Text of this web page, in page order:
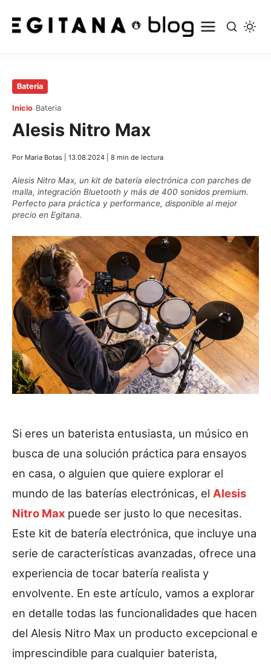
Saltar
principal
Bateria
Inicio›Bateria
Alesis Nitro Max
Por Maria Botas 13.08.2024 8 min de lectura
Alesis Nitro Max, un kit de batería electrónica con parches de
malla, integración Bluetooth y más de 400 sonidos premium.
Perfecto para práctica y performance, disponible al mejor
precio en Egitana.
Si eres un baterista entusiasta, un músico en
busca de una solución práctica para ensayos
en casa, o alguien que quiere explorar el
mundo de las baterías electrónicas, el Alesis
Nitro Max puede ser justo lo que necesitas.
Este kit de batería electrónica, que incluye una
serie de características avanzadas, ofrece una
experiencia de tocar batería realista y
envolvente. En este artículo, vamos a explorar
en detalle todas las funcionalidades que hacen
del Alesis Nitro Max un producto excepcional e
imprescindible para cualquier baterista,